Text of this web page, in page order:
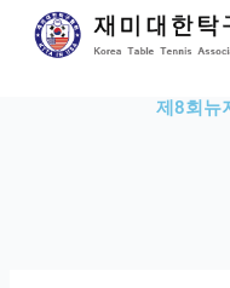
제8회뉴